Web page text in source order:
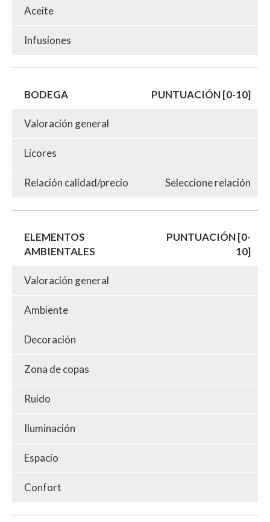
Aceite
Infusiones
BODEGA PUNTUACIÓN [0-10]
Valoración general
Licores
Relación calidad/precio Seleccione relación
ELEMENTOS
AMBIENTALES
PUNTUACIÓN [0-
10]
Valoración general
Ambiente
Decoración
Zona de copas
Ruido
Iluminación
Espacio
Confort